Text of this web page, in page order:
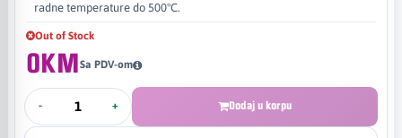
radne temperature do 500°C.
Out of Stock
0KMSa PDV-om
- + Dodaj u korpu